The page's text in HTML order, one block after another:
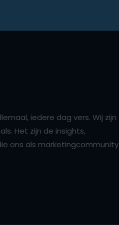
iedere dag vers. Wij zijn
Het zijn de insights,
ons als marketingcommunity